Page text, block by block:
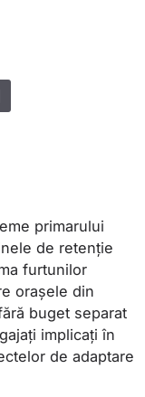
primarului
de retenție
furtunilor
orașele din
buget separat
implicați în
de adaptare